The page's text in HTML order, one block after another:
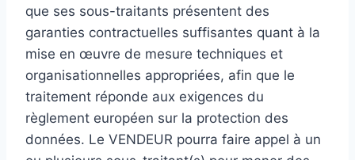
que ses sous-traitants présentent des
garanties contractuelles suffisantes quant à la
mise en œuvre de mesure techniques et
organisationnelles appropriées, afin que le
traitement réponde aux exigences du
règlement européen sur la protection des
données. Le VENDEUR pourra faire appel à un